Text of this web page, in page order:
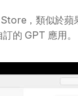
，類似於
的 GPT 應用。